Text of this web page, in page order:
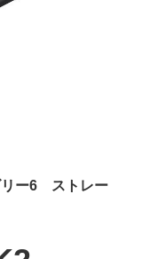
リー6 ストレー